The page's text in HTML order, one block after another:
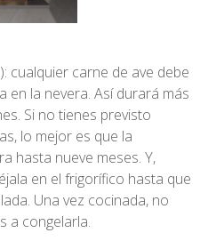
cualquier carne de ave debe
en la nevera. Así durará más
Si no tienes previsto
lo mejor es que la
hasta nueve meses. Y,
en el frigorífico hasta que
Una vez cocinada, no
a congelarla.